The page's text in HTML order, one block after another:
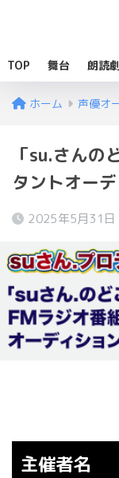
TOP 舞台 朗読
ホーム 声優オ
「su.さんの
タントオー
2025年5月31日
主催者名